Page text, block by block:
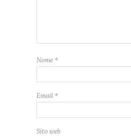
Nome *
Email *
Sito web